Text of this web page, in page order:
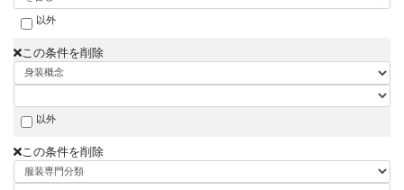
以外
この条件を削除
以外
この条件を削除